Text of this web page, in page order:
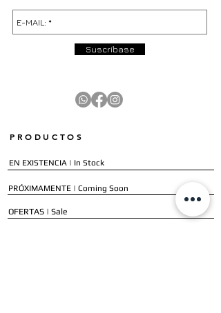
Suscríbase
PRODUCTOS
EN EXISTENCIA | In Stock
PRÓXIMAMENTE | Coming Soon
OFERTAS | Sale